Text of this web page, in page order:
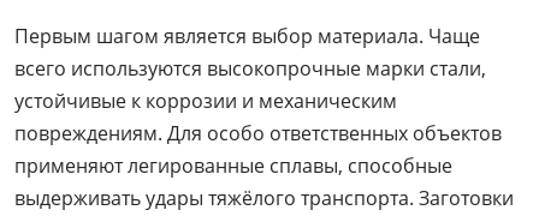
Первым шагом является выбор материала. Чаще
всего используются высокопрочные марки стали,
устойчивые к коррозии и механическим
повреждениям. Для особо ответственных объектов
применяют легированные сплавы, способные
выдерживать удары тяжёлого транспорта. Заготовки